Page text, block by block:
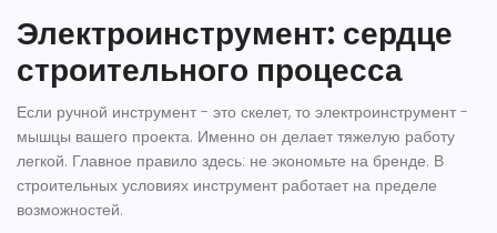
Электроинструмент: сердце
строительного процесса
Если ручной инструмент - это скелет, то электроинструмент -
мышцы вашего проекта. Именно он делает тяжелую работу
легкой. Главное правило здесь: не экономьте на бренде. В
строительных условиях инструмент работает на пределе
возможностей.